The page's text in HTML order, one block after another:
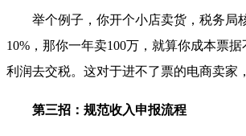
举个例子，你开个小店卖货，税务局
10%，那你一年卖100万，就算你成本票
利润去交税。这对于进不了票的电商卖家
第三招：规范收入申报流程